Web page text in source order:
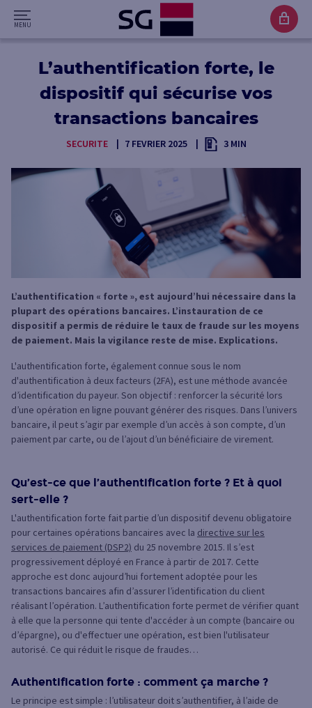
L’authentification forte, le
dispositif qui sécurise vos
transactions bancaires
SECURITE 7 FEVRIER 2025 3 MIN
L’authentification « forte », est aujourd’hui nécessaire dans la
plupart des opérations bancaires. L’instauration de ce
dispositif a permis de réduire le taux de fraude sur les moyens
de paiement. Mais la vigilance reste de mise. Explications.
L'authentification forte, également connue sous le nom
d'authentification à deux facteurs (2FA), est une méthode avancée
d’identification du payeur. Son objectif : renforcer la sécurité lors
d’une opération en ligne pouvant générer des risques. Dans l’univers
bancaire, il peut s’agir par exemple d’un accès à son compte, d’un
paiement par carte, ou de l’ajout d’un bénéficiaire de virement.
Qu’est-ce que l’authentification forte ? Et à quoi
sert-elle ?
L'authentification forte fait partie d’un dispositif devenu obligatoire
pour certaines opérations bancaires avec la directive sur les
services de paiement (DSP2) du 25 novembre 2015. Il s’est
progressivement déployé en France à partir de 2017. Cette
approche est donc aujourd’hui fortement adoptée pour les
transactions bancaires afin d’assurer l’identification du client
réalisant l’opération. L’authentification forte permet de vérifier quant
à elle que la personne qui tente d'accéder à un compte (bancaire ou
d’épargne), ou d'effectuer une opération, est bien l'utilisateur
autorisé. Ce qui réduit le risque de fraudes…
Authentification forte : comment ça marche ?
Le principe est simple : l’utilisateur doit s’authentifier, à l’aide de